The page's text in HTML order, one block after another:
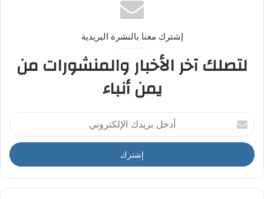
إشترك معنا بالنشرة البريدية
لتصلك آخر الأخبار والمنشورات من
يمن أنباء
أ
د
خ
ل
ر